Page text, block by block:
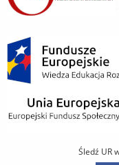
Śledź UR